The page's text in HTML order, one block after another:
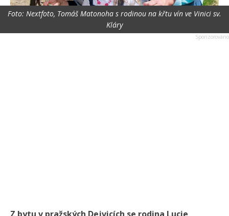
Foto: Nextfoto, Tomáš Matonoha s rodinou na křtu vín ve Vinici sv.
Kláry